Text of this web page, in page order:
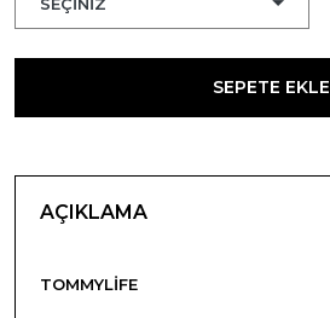
SEPETE EKLE
AÇIKLAMA
TOMMYLIFE